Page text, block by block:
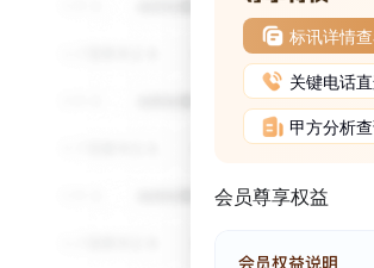
标讯详情
关键电话
甲方分析
会员尊享权益